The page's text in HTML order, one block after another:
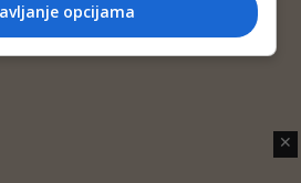
✕
opcijama